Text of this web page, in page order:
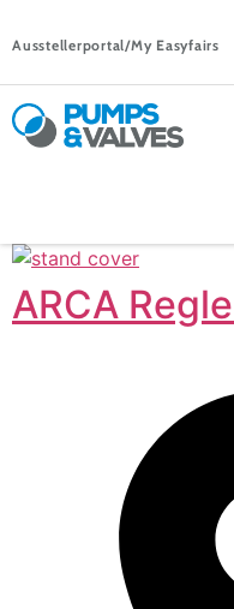
Ausstellerportal/My Easyfairs
ARCA